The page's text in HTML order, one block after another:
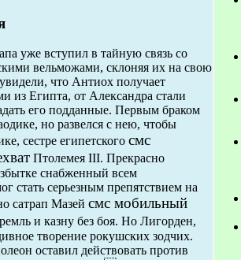
уже вступил в тайную связь со
вельможами, склоняя их на свою
что Антиох получает
из Египта, от Александра стали
его подданные. Первым браком
но развелся с нею, чтобы
сестре египетского смс
Птолемея III. Прекрасно
снабженный всем
стать серьезным препятствием на
сатрап Мазей смс мобильный
и казну без боя. Но Лигорден,
творение рокушских зодчих.
оставил действовать против